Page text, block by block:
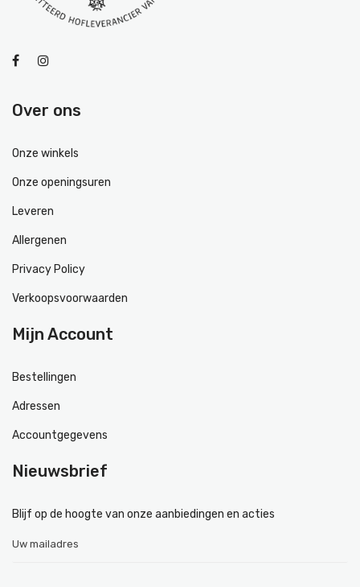
Over ons
Onze winkels
Onze openingsuren
Leveren
Allergenen
Privacy Policy
Verkoopsvoorwaarden
Mijn Account
Bestellingen
Adressen
Accountgegevens
Nieuwsbrief
Blijf op de hoogte van onze aanbiedingen en acties